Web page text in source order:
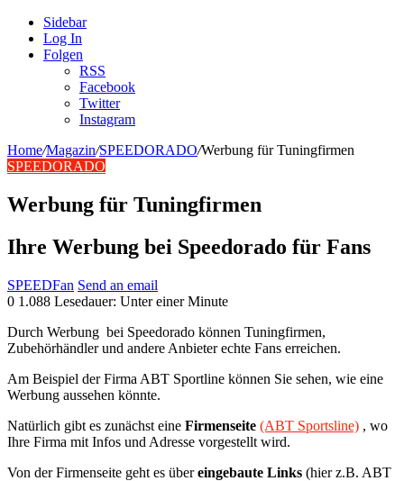
Sidebar
Log In
Folgen
RSS
Facebook
Twitter
Instagram
Home/Magazin/SPEEDORADO/Werbung für Tuningfirmen
SPEEDORADO
Werbung für Tuningfirmen
Ihre Werbung bei Speedorado für Fans
SPEEDFan Send an email
0 1.088 Lesedauer: Unter einer Minute
Durch Werbung bei Speedorado können Tuningfirmen,
Zubehörhändler und andere Anbieter echte Fans erreichen.
Am Beispiel der Firma ABT Sportline können Sie sehen, wie eine
Werbung aussehen könnte.
Natürlich gibt es zunächst eine Firmenseite (ABT Sportsline) , wo
Ihre Firma mit Infos und Adresse vorgestellt wird.
Von der Firmenseite geht es übereingebaute Links (hier z.B. ABT